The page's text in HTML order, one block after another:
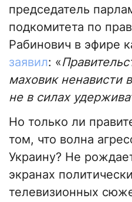
председатель
подкомитета по
Рабинович в эфире
заявил: «
маховик ненависти
не в силах
Но только ли
том, что волна
Украину? Не
экранах
телевизионных